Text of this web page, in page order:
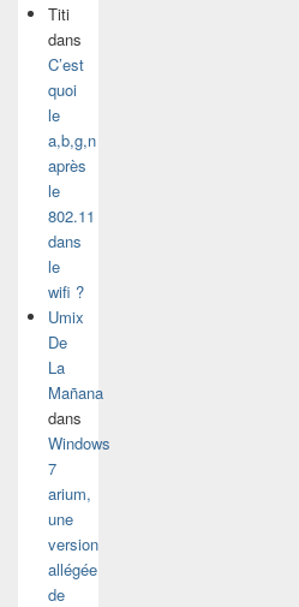
Titi
dans
C’est
quoi
le
a,b,g,n
après
le
802.11
dans
le
wifi ?
Umix
De
La
Mañana
dans
Windows
7
arium,
une
version
allégée
de